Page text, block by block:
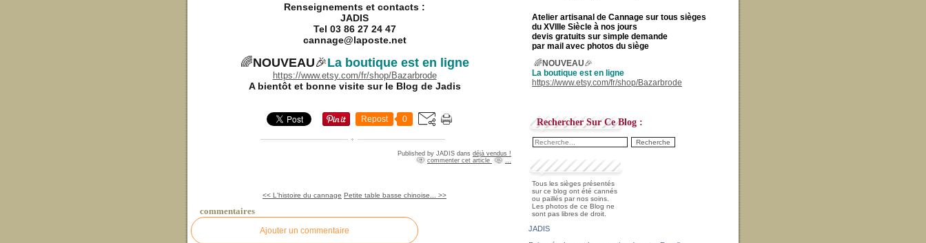
Renseignements et contacts :
JADIS
Tel 03 86 27 24 47
cannage@laposte.net
🌈NOUVEAU🎉La boutique est en ligne
https://www.etsy.com/fr/shop/Bazarbrode
A bientôt et bonne visite sur le Blog de Jadis
Repost 0
Published by JADIS dans déjà vendus !
commenter cet article
<< L'histoire du cannage Petite table basse chinoise... >>
commentaires
Ajouter un commentaire
Atelier artisanal de Cannage sur tous sièges
du XVIIIe Siècle à nos jours
devis gratuits sur simple demande
par mail avec photos du siège
🌈NOUVEAU🎉
La boutique est en ligne
https://www.etsy.com/fr/shop/Bazarbrode
Rechercher Sur Ce Blog :
Tous les sièges présentés
sur ce blog ont été cannés
ou paillés par nos soins.
Les photos de ce Blog ne
sont pas libres de droit.
JADIS